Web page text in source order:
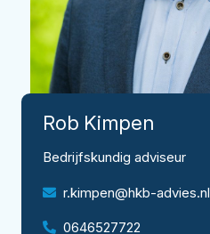
Rob Kimpen
Bedrijfskundig adviseur
r.kimpen@hkb-advies.nl
0646527722